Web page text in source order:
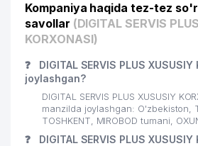
24
DREAM STAR PARTNERS
MChJ
25
EAST STARK-TV XUSUSIY
KORXONASI
26 IGEX ASIA MChJ
Kompaniya haqida tez-tez
savollar (DIGITAL SERVIS
KORXONASI)
❓
DIGITAL SERVIS PLUS
joylashgan?
DIGITAL SERVIS PLUS XUSUSIY
manzilda joylashgan: O'zbekiston,
TOSHKENT, MIROBOD tumani,
❓
DIGITAL SERVIS PLUS XUSUSIY